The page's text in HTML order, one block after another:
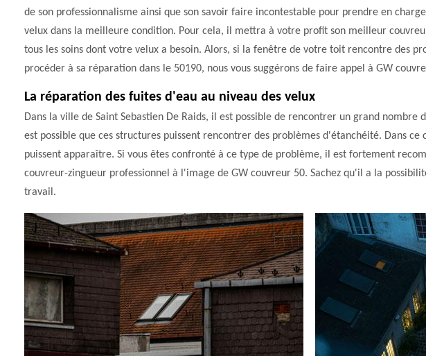
de son professionnalisme ainsi que son savoir faire incontestable pour prendre en
velux dans la meilleure condition. Pour cela, il mettra à votre profit son meilleur
tous les soins dont votre velux a besoin. Alors, si la fenêtre de votre toit rencontre des
procéder à sa réparation dans le 50190, nous vous suggérons de faire appel à GW
La réparation des fuites d'eau au niveau des velux
Dans la ville de Saint Sebastien De Raids, il est possible de rencontrer un grand nombre
est possible que ces structures puissent rencontrer des problèmes d'étanchéité. Dans ce
puissent apparaître. Si vous êtes confronté à ce type de problème, il est fortement
couvreur-zingueur professionnel à l'image de GW couvreur 50. Sachez qu'il a la
travail.